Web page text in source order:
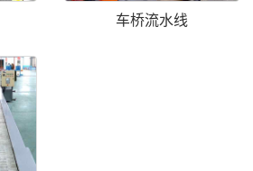
车桥流水线